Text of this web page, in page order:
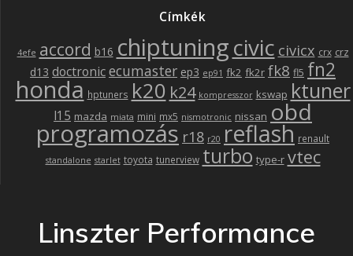
Címkék
4efe accord b16 chiptuningcivic civicx crx crz
d13 doctronicecumaster ep3 ep91 fk2 fk2r fk8 fl5 fn2
honda hptuners k20 k24 kompresszor kswap ktuner
l15 mazda miata mini mx5 nismotronic nissan obd
programozás r18 r20 reflash renault
standalone starlet toyota tunerview turbo type-r vtec
Linszter Performance